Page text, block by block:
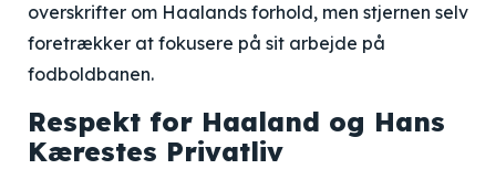
overskrifter om Haalands forhold, men stjernen selv
foretrækker at fokusere på sit arbejde på
fodboldbanen.
Respekt for Haaland og Hans
Kærestes Privatliv